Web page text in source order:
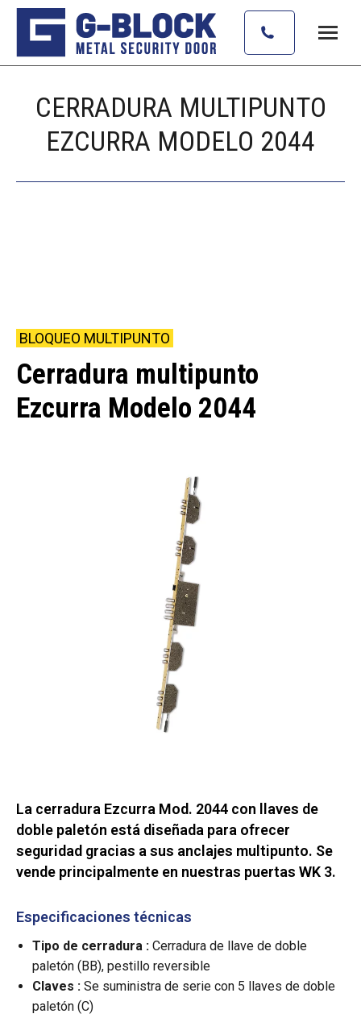
CERRADURA MULTIPUNTO
EZCURRA MODELO 2044
BLOQUEO MULTIPUNTO
Cerradura multipunto
Ezcurra Modelo 2044
La cerradura Ezcurra Mod. 2044 con llaves de
doble paletón está diseñada para ofrecer
seguridad gracias a sus anclajes multipunto. Se
vende principalmente en nuestras puertas WK 3.
Especificaciones técnicas
Tipo de cerradura : Cerradura de llave de doble
paletón (BB), pestillo reversible
Claves : Se suministra de serie con 5 llaves de doble
paletón (C)